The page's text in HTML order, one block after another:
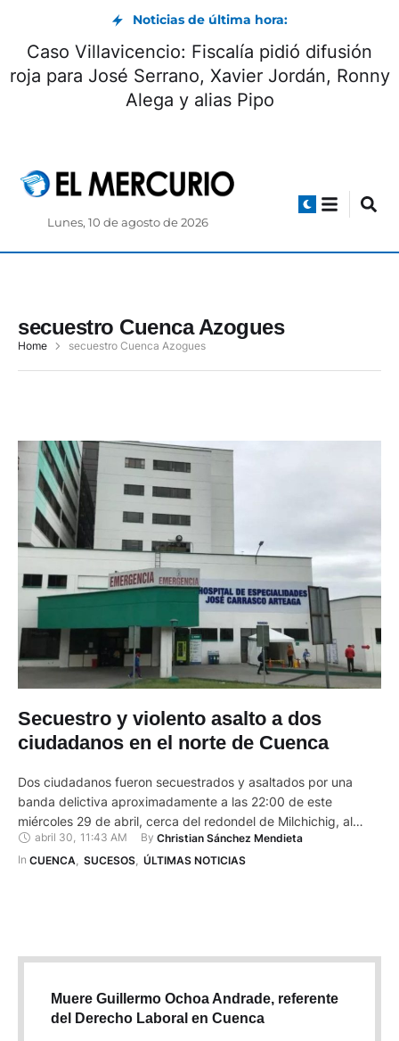
Noticias de última hora:
Caso Villavicencio: Fiscalía pidió difusión
roja para José Serrano, Xavier Jordán, Ronny
Alega y alias Pipo
Lunes, 10 de agosto de 2026
secuestro Cuenca Azogues
Home secuestro Cuenca Azogues
Secuestro y violento asalto a dos
ciudadanos en el norte de Cuenca
Dos ciudadanos fueron secuestrados y asaltados por una
banda delictiva aproximadamente a las 22:00 de este
miércoles 29 de abril, cerca del redondel de Milchichig, al
norte de Cuenca. Fueron identificados como Esteban D. e Igor
N., ambos de 33 años. Estaban en su vehículo cuando fueron
abril 30, 11:43 AM By Christian Sánchez Mendieta
In CUENCA SUCESOS, ÚLTIMAS NOTICIAS
Muere Guillermo Ochoa Andrade, referente
del Derecho Laboral en Cuenca